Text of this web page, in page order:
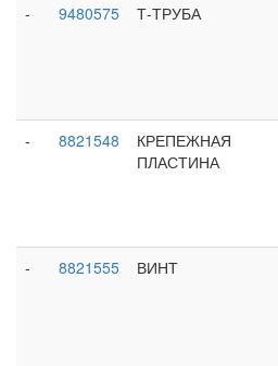
-
9480575 Т-ТРУБА
-
8821548
КРЕПЕЖНАЯ
ПЛАСТИНА
-
8821555 ВИНТ